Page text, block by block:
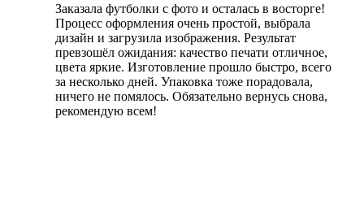
Заказала футболки с фото и осталась в восторге!
Процесс оформления очень простой, выбрала
дизайн и загрузила изображения. Результат
превзошёл ожидания: качество печати отличное,
цвета яркие. Изготовление прошло быстро, всего
за несколько дней. Упаковка тоже порадовала,
ничего не помялось. Обязательно вернусь снова,
рекомендую всем!